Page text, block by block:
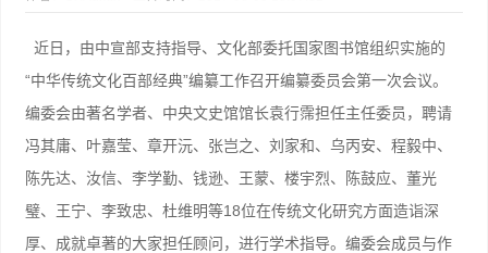
近日，由中宣部支持指导、文化部委托国家图书馆组织实施的
“中华传统文化百部经典”编纂工作召开编纂委员会第一次会议。
编委会由著名学者、中央文史馆馆长袁行霈担任主任委员，聘请
冯其庸、叶嘉莹、章开沅、张岂之、刘家和、乌丙安、程毅中、
陈先达、汝信、李学勤、钱逊、王蒙、楼宇烈、陈鼓应、董光
璧、王宁、李致忠、杜维明等18位在传统文化研究方面造诣深
厚、成就卓著的大家担任顾问，进行学术指导。编委会成员与作